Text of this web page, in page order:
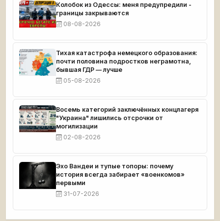
не устраивает выставок.
Колобок из Одессы: меня предупредили -
границы закрываются
08-08-2026
Тихая катастрофа немецкого образования:
почти половина подростков неграмотна,
бывшая ГДР — лучше
05-08-2026
Восемь категорий заключённых концлагеря
"Украина" лишились отсрочки от
могилизации
02-08-2026
Эхо Вандеи и тупые топоры: почему
история всегда забирает «военкомов»
первыми
31-07-2026